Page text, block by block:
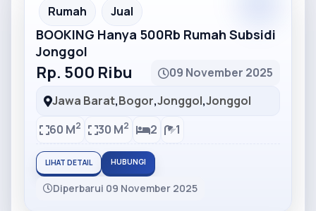
Partner Ad
Rumah Jual
BOOKING Hanya 500Rb Rumah Subsidi
Jonggol
Rp. 500 Ribu
09 November 2025
Jawa Barat,Bogor,Jonggol,Jonggol
60 M2 30 M2 2 1
LIHAT DETAIL HUBUNGI
Diperbarui 09 November 2025